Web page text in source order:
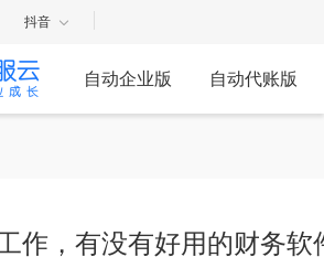
抖音
自动企业版 自动代账版
作，有没有好用的财务软